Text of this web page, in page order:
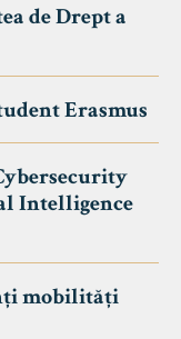
de Drept a
Erasmus
Intelligence
mobilități